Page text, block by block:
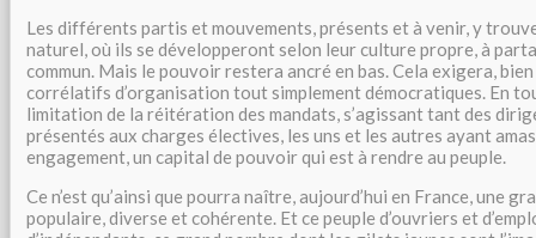
Les différents partis et mouvements, présents et à venir, y
naturel, où ils se développeront selon leur culture propre, à
commun. Mais le pouvoir restera ancré en bas. Cela exigera,
corrélatifs d’organisation tout simplement démocratiques. En
limitation de la réitération des mandats, s’agissant tant des
présentés aux charges électives, les uns et les autres ayant
engagement, un capital de pouvoir qui est à rendre au peuple.
Ce n’est qu’ainsi que pourra naître, aujourd’hui en France, une
populaire, diverse et cohérente. Et ce peuple d’ouvriers et